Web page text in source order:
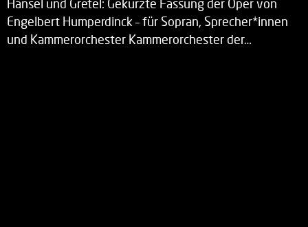
Hänsel und Gretel: Gekürzte Fassung der Oper von
Engelbert Humperdinck – für Sopran, Sprecher*innen
und Kammerorchester Kammerorchester der…